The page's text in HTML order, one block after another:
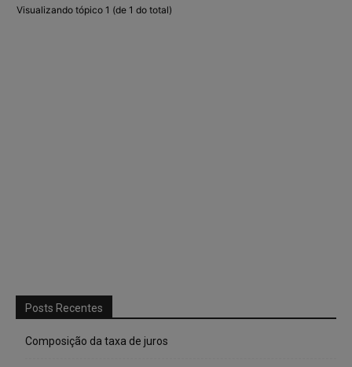
Visualizando tópico 1 (de 1 do total)
Posts Recentes
Composição da taxa de juros